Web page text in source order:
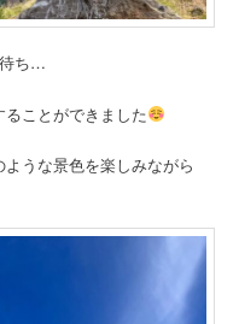
ち…
ことができました
うな景色を楽しみながら